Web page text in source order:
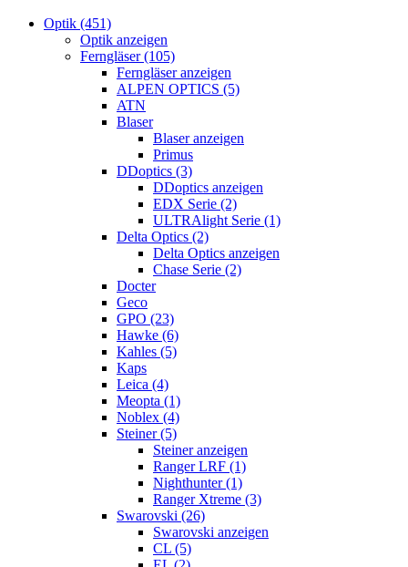
Optik (451)
Optik anzeigen
Ferngläser (105)
Ferngläser anzeigen
ALPEN OPTICS (5)
ATN
Blaser
Blaser anzeigen
Primus
DDoptics (3)
DDoptics anzeigen
EDX Serie (2)
ULTRAlight Serie (1)
Delta Optics (2)
Delta Optics anzeigen
Chase Serie (2)
Docter
Geco
GPO (23)
Hawke (6)
Kahles (5)
Kaps
Leica (4)
Meopta (1)
Noblex (4)
Steiner (5)
Steiner anzeigen
Ranger LRF (1)
Nighthunter (1)
Ranger Xtreme (3)
Swarovski (26)
Swarovski anzeigen
CL (5)